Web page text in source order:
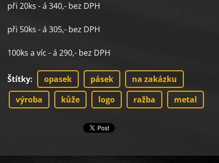
při 20ks - á 340,- bez DPH
při 50ks - á 305,- bez DPH
100ks a víc - á 290,- bez DPH
Štítky: opasek pásek
na zakázku
výroba
kůže logo ražba metal